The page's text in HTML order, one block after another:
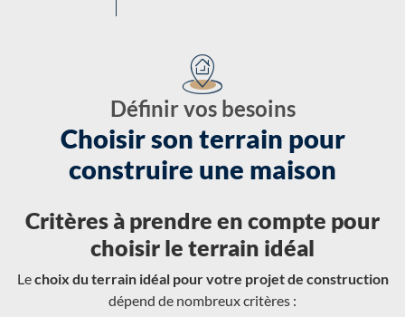
Définir vos besoins
Choisir son terrain pour
construire une maison
Critères à prendre en compte pour
choisir le terrain idéal
Lechoix du terrain idéal pour votre projet de construction
dépend de nombreux critères :